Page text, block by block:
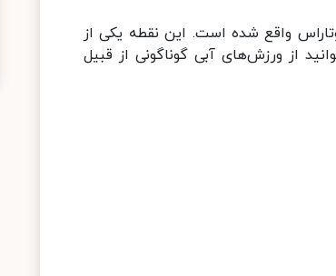
واقع شده است. این نقطه یکی از
از ورزش‌های آبی گوناگونی از قبیل